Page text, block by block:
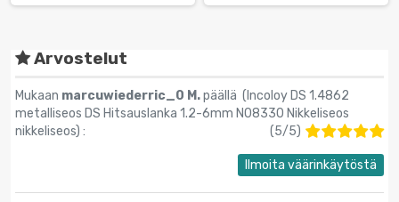
Arvostelut
Mukaan marcuwiederric_0 M.päällä (Incoloy DS 1.4862
metalliseos DS Hitsauslanka 1.2-6mm N08330 Nikkeliseos
nikkeliseos) : (5/5)
Ilmoita väärinkäytöstä